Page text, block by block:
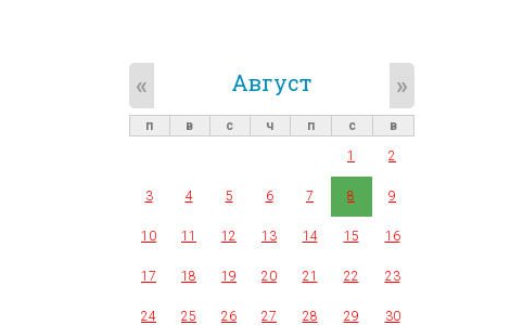
Август
« »
п в с ч п с
в
1
2
3 4 5 6 7 8 9
10 11 12 13 14 15 16
17 18 19 20 21 22 23
24 25 26 27 28 29 30